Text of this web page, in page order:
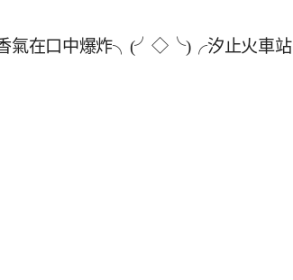
香氣在口中爆炸╮(╯◇╰)╭汐止火車站